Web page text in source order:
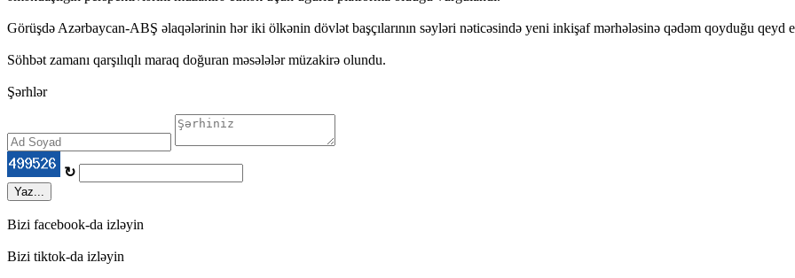
Görüşdə Azərbaycan-ABŞ əlaqələrinin hər iki ölkənin dövlət başçılarının səyləri nəticəsində yeni inkişaf mərhələsinə qədəm qoyduğu qeyd
Söhbət zamanı qarşılıqlı maraq doğuran məsələlər müzakirə olundu.
Şərhlər
↻
Yaz...
Bizi facebook-da izləyin
Bizi tiktok-da izləyin